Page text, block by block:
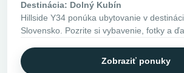
Destinácia: Dolný Kubín
Hillside Y34 ponúka ubytovanie v
Slovensko. Pozrite si vybavenie, fotky a
Zobraziť ponuky